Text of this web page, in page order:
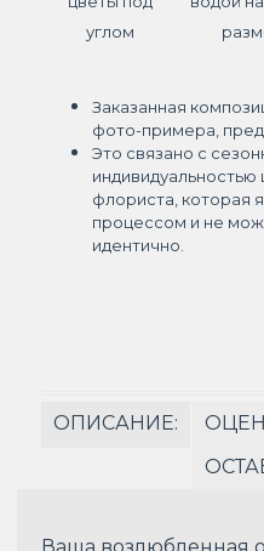
углом
Заказанная
фото-примера,
Это связано с
индивидуальностью
флориста, которая
процессом и не
идентично.
ОПИСАНИЕ: